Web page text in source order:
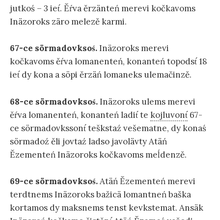
jutkoś – 3 iet́. Ěŕva ěrzänteń merevi kočkavoms
Inäzoroks zäro melezě karmi.
67-ce sörmadovksoś.Inäzoroks merevi
kočkavoms ěŕva lomanenteń, konanteń topodst́ 18
iet́ dy kona a söpi ěrzäń lomaneks ulemačinzě.
68-ce sörmadovksoś.Inäzoroks ulems merevi
ěŕva lomanenteń, konanteń ladit́ te kojluvont́67-
ce sörmadovkssont́ teškstaź vešematne, dy konaś
sörmadoź ěli jovtaź ladso javolävty Atäń
Ězementeń Inäzoroks kočkavoms meĺdenzě.
69-ce sörmadovksoś.Atäń Ězementeń merevi
terdtnems Inäzoroks bažicä lomantneń baška
kortamos dy maksnems tenst kevkstemat. Ansäk